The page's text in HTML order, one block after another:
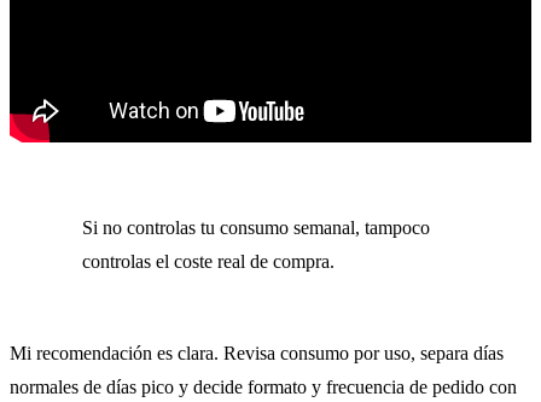
Si no controlas tu consumo semanal, tampoco
controlas el coste real de compra.
Mi recomendación es clara. Revisa consumo por uso, separa días
normales de días pico y decide formato y frecuencia de pedido con